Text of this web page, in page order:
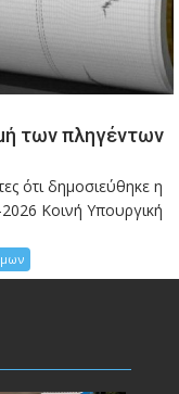
των πληγέντων
ότι δημοσιεύθηκε η
Κοινή Υπουργική